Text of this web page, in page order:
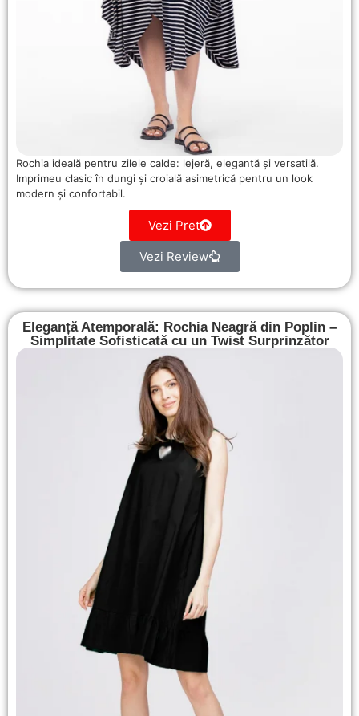
Rochia ideală pentru zilele calde: lejeră, elegantă și versatilă.
Imprimeu clasic în dungi și croială asimetrică pentru un look
modern și confortabil.
Vezi Pret
Vezi Review
Eleganță Atemporală: Rochia Neagră din Poplin –
Simplitate Sofisticată cu un Twist Surprinzător